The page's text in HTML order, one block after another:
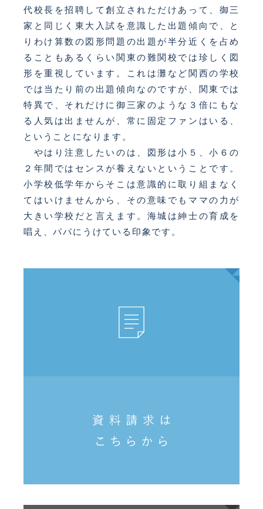
代校長を招聘して創立されただけあって、御三
家と同じく東大入試を意識した出題傾向で、と
りわけ算数の図形問題の出題が半分近くを占め
ることもあるくらい関東の難関校では珍しく図
形を重視しています。これは灘など関西の学校
では当たり前の出題傾向なのですが、関東では
特異で、それだけに御三家のような３倍にもな
る人気は出ませんが、常に固定ファンはいる、
ということになります。
やはり注意したいのは、図形は小５、小６の
２年間ではセンスが養えないということです。
小学校低学年からそこは意識的に取り組まなく
てはいけませんから、その意味でもママの力が
大きい学校だと言えます。海城は紳士の育成を
唱え、パパにうけている印象です。